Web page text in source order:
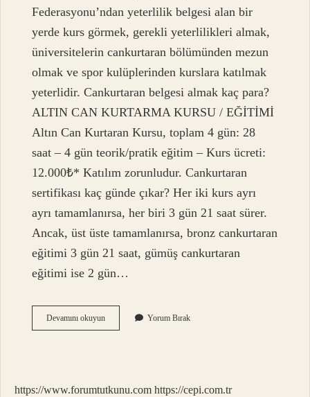
Federasyonu’ndan yeterlilik belgesi alan bir
yerde kurs görmek, gerekli yeterlilikleri almak,
üniversitelerin cankurtaran bölümünden mezun
olmak ve spor kulüplerinden kurslara katılmak
yeterlidir. Cankurtaran belgesi almak kaç para?
ALTIN ​​CAN KURTARMA KURSU / EĞİTİMİ
Altın Can Kurtaran Kursu, toplam 4 gün: 28
saat – 4 gün teorik/pratik eğitim – Kurs ücreti:
12.000₺* Katılım zorunludur. Cankurtaran
sertifikası kaç günde çıkar? Her iki kurs ayrı
ayrı tamamlanırsa, her biri 3 gün 21 saat sürer.
Ancak, üst üste tamamlanırsa, bronz cankurtaran
eğitimi 3 gün 21 saat, gümüş cankurtaran
eğitimi ise 2 gün…
Devamını okuyunCan
Kurtaran
Yorum Bırak
https://www.forumtutkunu.com https://cepi.com.tr